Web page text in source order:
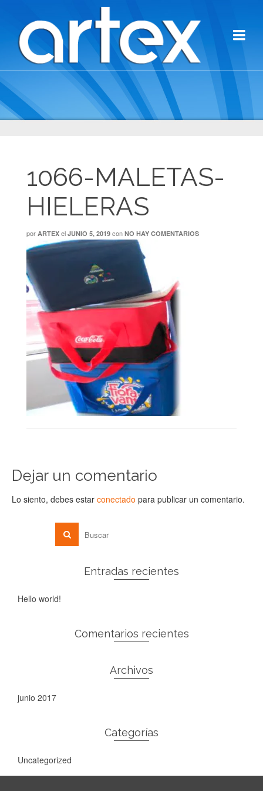
1066-MALETAS-
HIELERAS
por ARTEX el JUNIO 5, 2019 con NO HAY COMENTARIOS
Dejar un comentario
Lo siento, debes estar conectado para publicar un comentario.
Entradas recientes
Hello world!
Comentarios recientes
Archivos
junio 2017
Categorías
Uncategorized